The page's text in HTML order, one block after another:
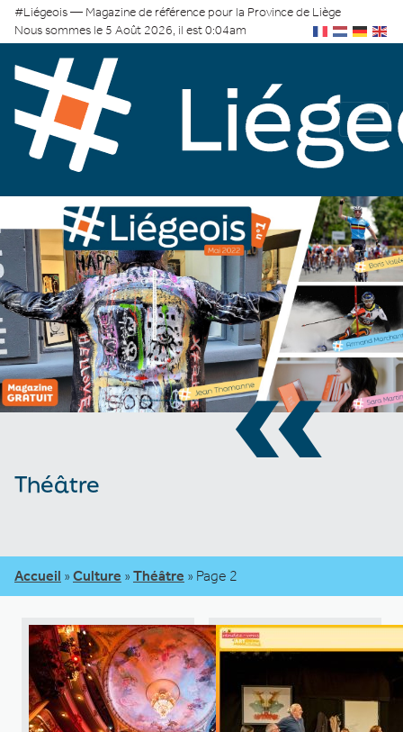
#Liégeois — Magazine de référence pour la Province de Liège
Nous sommes le 5 Août 2026, il est 0:04am
«
Théâtre
Accueil » Culture » Théâtre » Page 2